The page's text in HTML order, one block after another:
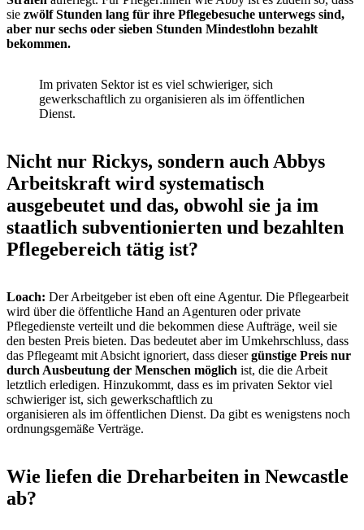
sie zwölf Stunden lang für ihre Pflegebesuche unterwegs sind,
aber nur sechs oder sieben Stunden Mindestlohn bezahlt
bekommen.
Im privaten Sektor ist es viel schwieriger, sich
gewerkschaftlich zu organisieren als im öffentlichen
Dienst.
Nicht nur Rickys, sondern auch Abbys
Arbeitskraft wird systematisch
ausgebeutet und das, obwohl sie ja im
staatlich subventionierten und bezahlten
Pflegebereich tätig ist?
Loach: Der Arbeitgeber ist eben oft eine Agentur. Die Pflegearbeit
wird über die öffentliche Hand an Agenturen oder private
Pflegedienste verteilt und die bekommen diese Aufträge, weil sie
den besten Preis bieten. Das bedeutet aber im Umkehrschluss, dass
das Pflegeamt mit Absicht ignoriert, dass diesergünstige Preis nur
durch Ausbeutung der Menschen möglich ist, die die Arbeit
letztlich erledigen. Hinzukommt, dass es im privaten Sektor viel
schwieriger ist, sich gewerkschaftlich zu
organisieren als im öffentlichen Dienst. Da gibt es wenigstens noch
ordnungsgemäße Verträge.
Wie liefen die Dreharbeiten in Newcastle
ab?